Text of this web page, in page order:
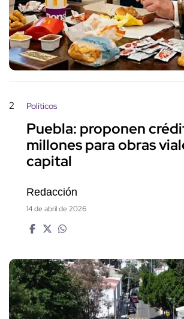
2 Políticos
Puebla: proponen
millones para obras
capital
Redacción
14 de abril de 2026